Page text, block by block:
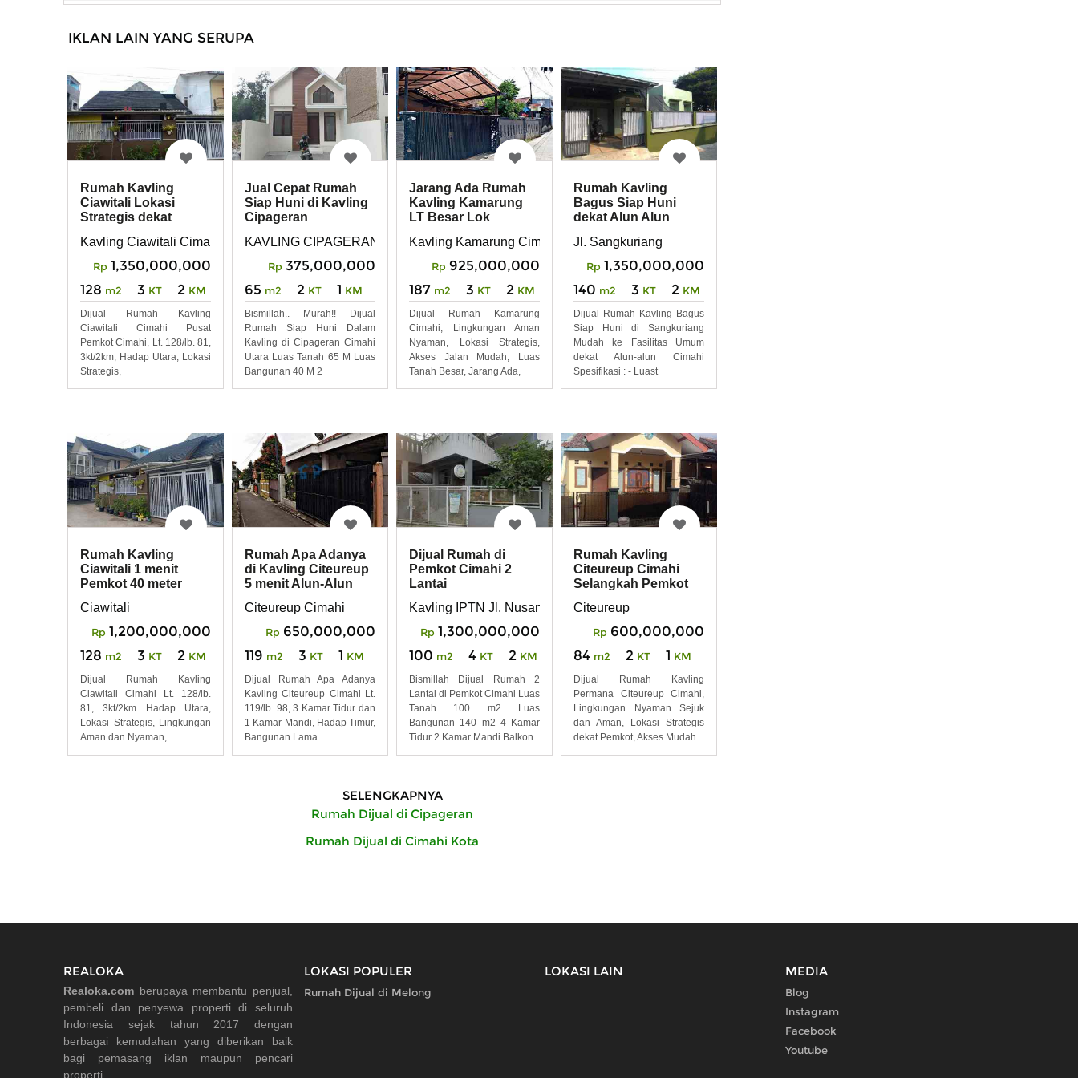
IKLAN LAIN YANG SERUPA
Rumah Kavling
Ciawitali Lokasi
Strategis dekat
Kavling Ciawitali Cimahi
Rp 1,350,000,000
128 m2 3 KT 2 KM
Dijual Rumah Kavling
Ciawitali Cimahi Pusat
Pemkot Cimahi, Lt. 128/lb. 81,
3kt/2km, Hadap Utara, Lokasi
Strategis,
Jual Cepat Rumah
Siap Huni di Kavling
Cipageran
KAVLING CIPAGERAN
Rp 375,000,000
65 m2 2 KT 1 KM
Bismillah.. Murah!! Dijual
Rumah Siap Huni Dalam
Kavling di Cipageran Cimahi
Utara Luas Tanah 65 M Luas
Bangunan 40 M 2
Jarang Ada Rumah
Kavling Kamarung
LT Besar Lok
Cimah
Kavling Kamarung Cimahi
Rp 925,000,000
187 m2 3 KT 2 KM
Dijual Rumah Kamarung
Cimahi, Lingkungan Aman
Nyaman, Lokasi Strategis,
Akses Jalan Mudah, Luas
Tanah Besar, Jarang Ada,
Rumah Kavling
Bagus Siap Huni
dekat Alun Alun
Jl. Sangkuriang
Rp 1,350,000,000
140 m2 3 KT 2 KM
Dijual Rumah Kavling Bagus
Siap Huni di Sangkuriang
Mudah ke Fasilitas Umum
dekat Alun-alun Cimahi
Spesifikasi : - Luast
Rumah Kavling
Ciawitali 1 menit
Pemkot 40 meter
Ciawitali
Rp 1,200,000,000
128 m2 3 KT 2 KM
Dijual Rumah Kavling
Ciawitali Cimahi Lt. 128/lb.
81, 3kt/2km Hadap Utara,
Lokasi Strategis, Lingkungan
Aman dan Nyaman,
Rumah Apa Adanya
di Kavling Citeureup
5 menit Alun-Alun
Citeureup Cimahi
Rp 650,000,000
119 m2 3 KT 1 KM
Dijual Rumah Apa Adanya
Kavling Citeureup Cimahi Lt.
119/lb. 98, 3 Kamar Tidur dan
1 Kamar Mandi, Hadap Timur,
Bangunan Lama
Dijual Rumah di
Pemkot Cimahi 2
Lantai
Kavling IPTN Jl. Nusantara Raya No. 32 A
Rp 1,300,000,000
100 m2 4 KT 2 KM
Bismillah Dijual Rumah 2
Lantai di Pemkot Cimahi Luas
Tanah 100 m2 Luas
Bangunan 140 m2 4 Kamar
Tidur 2 Kamar Mandi Balkon
Rumah Kavling
Citeureup Cimahi
Selangkah Pemkot
Citeureup
Rp 600,000,000
84 m2 2 KT 1 KM
Dijual Rumah Kavling
Permana Citeureup Cimahi,
Lingkungan Nyaman Sejuk
dan Aman, Lokasi Strategis
dekat Pemkot, Akses Mudah.
SELENGKAPNYA
Rumah Dijual di Cipageran
Rumah Dijual di Cimahi Kota
REALOKA
Realoka.com berupaya membantu penjual,
pembeli dan penyewa properti di seluruh
Indonesia sejak tahun 2017 dengan
berbagai kemudahan yang diberikan baik
bagi pemasang iklan maupun pencari
properti.
LOKASI POPULER
Rumah Dijual di Melong
LOKASI LAIN MEDIA
Blog
Instagram
Facebook
Youtube